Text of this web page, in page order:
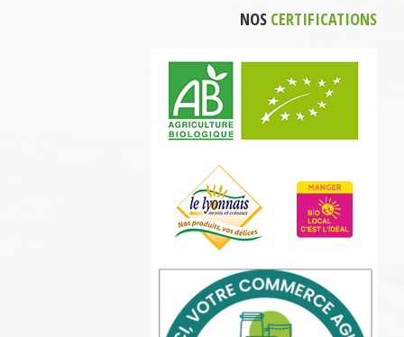
NOS CERTIFICATIONS